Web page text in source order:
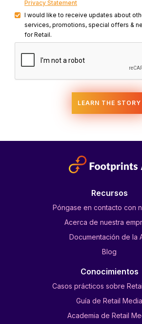
Privacy Statement
I would like to receive updates about
services, promotions, special offers &
for Retail.
Recursos
Póngase en contacto con
Acerca de nuestra
Documentación de la
Blog
Conocimientos
Casos prácticos sobre
Guía de Retail Media
Academia de Retail